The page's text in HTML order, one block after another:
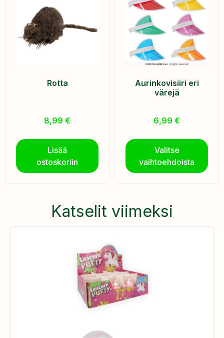
Rotta
8,99 €
Lisää
ostoskoriin
Aurinkovisiiri eri
värejä
6,99 €
Valitse
vaihtoehdoista
Katselit viimeksi